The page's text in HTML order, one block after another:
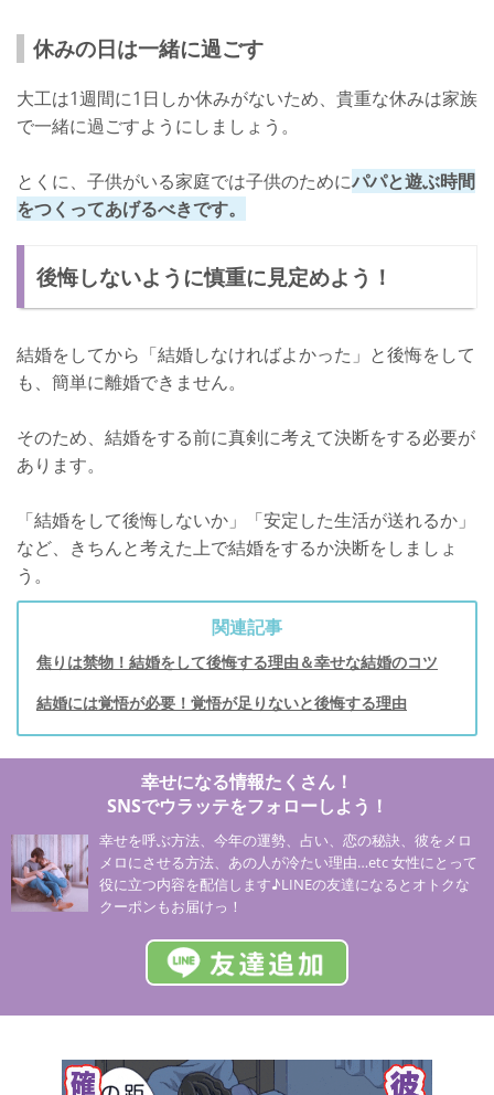
休みの日は一緒に過ごす
大工は1週間に1日しか休みがないため、貴重な休みは家族
で一緒に過ごすようにしましょう。
とくに、子供がいる家庭では子供のためにパパと遊ぶ時間
をつくってあげるべきです。
後悔しないように慎重に見定めよう！
結婚をしてから「結婚しなければよかった」と後悔をして
も、簡単に離婚できません。
そのため、結婚をする前に真剣に考えて決断をする必要が
あります。
「結婚をして後悔しないか」「安定した生活が送れるか」
など、きちんと考えた上で結婚をするか決断をしましょ
う。
関連記事
焦りは禁物！結婚をして後悔する理由＆幸せな結婚のコツ
結婚には覚悟が必要！覚悟が足りないと後悔する理由
幸せになる情報たくさん！
SNSでウラッテをフォローしよう！
幸せを呼ぶ方法、今年の運勢、占い、恋の秘訣、彼をメロ
メロにさせる方法、あの人が冷たい理由…etc 女性にとって
役に立つ内容を配信します♪LINEの友達になるとオトクな
クーポンもお届けっ！